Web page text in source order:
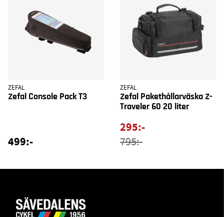
ZEFAL
Zefal Console Pack T3
499:-
ZEFAL
Zefal Pakethållarväska Z-
Traveler 60 20 liter
295:-
795:-